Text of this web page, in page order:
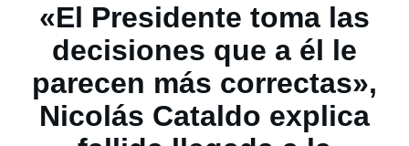
«El Presidente toma las
decisiones que a él le
parecen más correctas»,
Nicolás Cataldo explica